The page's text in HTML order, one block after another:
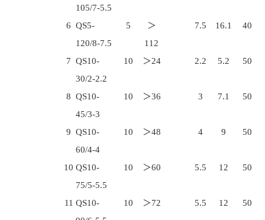
105/7-5.5
6 QS5-
120/8-7.5
5
＞
112
7.5 16.1 40
7 QS10-
30/2-2.2
10 ＞24 2.2 5.2 50
8 QS10-
45/3-3
10 ＞36 3 7.1 50
9 QS10-
60/4-4
10 ＞48 4 9 50
10 QS10-
75/5-5.5
10 ＞60 5.5 12 50
11 QS10-
10 ＞72 5.5 12 50